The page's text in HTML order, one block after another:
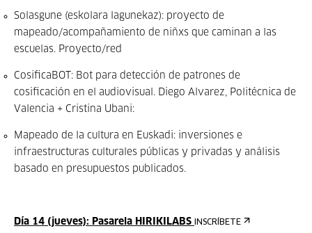
Solasgune (eskolara lagunekaz): proyecto de
mapeado/acompañamiento de niñxs que caminan a las
escuelas. Proyecto/red
CosificaBOT: Bot para detección de patrones de
cosificación en el audiovisual. Diego Alvarez, Politécnica de
Valencia + Cristina Ubani:
Mapeado de la cultura en Euskadi: inversiones e
infraestructuras culturales públicas y privadas y análisis
basado en presupuestos publicados.
Día 14 (jueves): Pasarela HIRIKILABS INSCRÍBETE